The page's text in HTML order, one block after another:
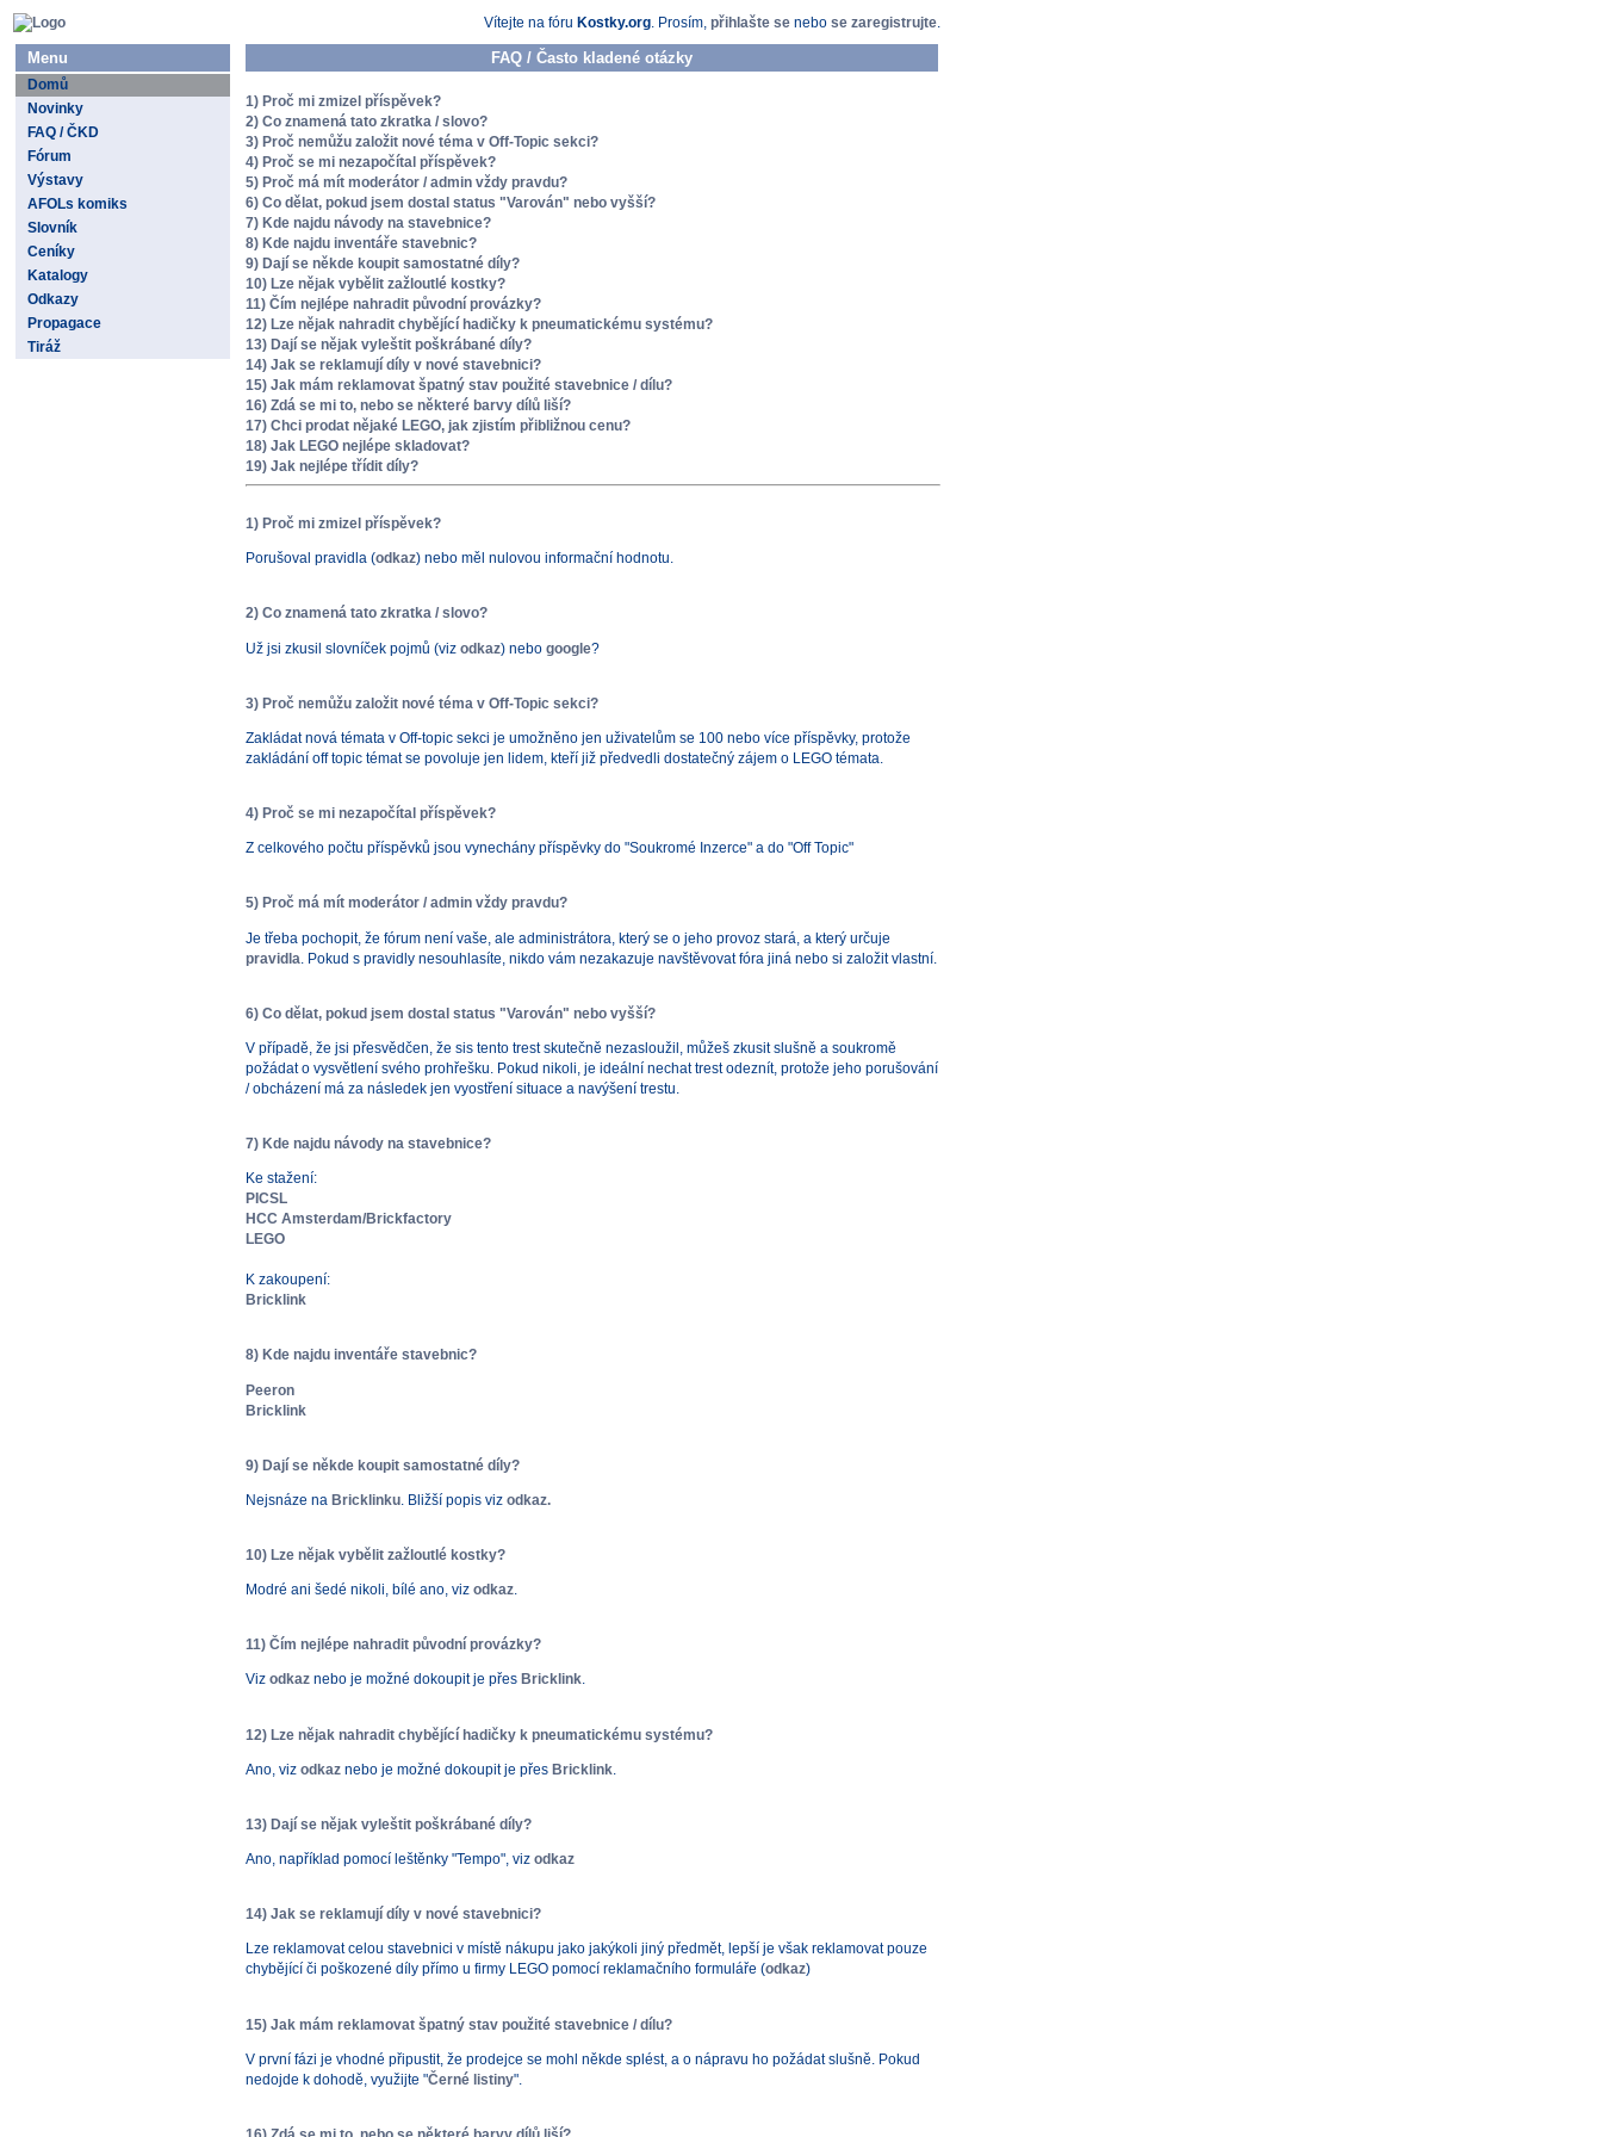
Vítejte na fóru Kostky.org. Prosím, přihlašte se nebo se zaregistrujte.
Menu
Domů
Novinky
FAQ / ČKD
Fórum
Výstavy
AFOLs komiks
Slovník
Ceníky
Katalogy
Odkazy
Propagace
Tiráž
FAQ / Často kladené otázky
1) Proč mi zmizel příspěvek?
2) Co znamená tato zkratka / slovo?
3) Proč nemůžu založit nové téma v Off-Topic sekci?
4) Proč se mi nezapočítal příspěvek?
5) Proč má mít moderátor / admin vždy pravdu?
6) Co dělat, pokud jsem dostal status "Varován" nebo vyšší?
7) Kde najdu návody na stavebnice?
8) Kde najdu inventáře stavebnic?
9) Dají se někde koupit samostatné díly?
10) Lze nějak vybělit zažloutlé kostky?
11) Čím nejlépe nahradit původní provázky?
12) Lze nějak nahradit chybějící hadičky k pneumatickému systému?
13) Dají se nějak vyleštit poškrábané díly?
14) Jak se reklamují díly v nové stavebnici?
15) Jak mám reklamovat špatný stav použité stavebnice / dílu?
16) Zdá se mi to, nebo se některé barvy dílů liší?
17) Chci prodat nějaké LEGO, jak zjistím přibližnou cenu?
18) Jak LEGO nejlépe skladovat?
19) Jak nejlépe třídit díly?
1) Proč mi zmizel příspěvek?
Porušoval pravidla (odkaz) nebo měl nulovou informační hodnotu.
2) Co znamená tato zkratka / slovo?
Už jsi zkusil slovníček pojmů (viz odkaz) nebo google?
3) Proč nemůžu založit nové téma v Off-Topic sekci?
Zakládat nová témata v Off-topic sekci je umožněno jen uživatelům se 100 nebo více příspěvky, protože
zakládání off topic témat se povoluje jen lidem, kteří již předvedli dostatečný zájem o LEGO témata.
4) Proč se mi nezapočítal příspěvek?
Z celkového počtu příspěvků jsou vynechány příspěvky do "Soukromé Inzerce" a do "Off Topic"
5) Proč má mít moderátor / admin vždy pravdu?
Je třeba pochopit, že fórum není vaše, ale administrátora, který se o jeho provoz stará, a který určuje
pravidla . Pokud s pravidly nesouhlasíte, nikdo vám nezakazuje navštěvovat fóra jiná nebo si založit vlastní.
6) Co dělat, pokud jsem dostal status "Varován" nebo vyšší?
V případě, že jsi přesvědčen, že sis tento trest skutečně nezasloužil, můžeš zkusit slušně a soukromě
požádat o vysvětlení svého prohřešku. Pokud nikoli, je ideální nechat trest odeznít, protože jeho porušování
/ obcházení má za následek jen vyostření situace a navýšení trestu.
7) Kde najdu návody na stavebnice?
Ke stažení:
PICSL
HCC Amsterdam/Brickfactory
LEGO
K zakoupení:
Bricklink
8) Kde najdu inventáře stavebnic?
Peeron
Bricklink
9) Dají se někde koupit samostatné díly?
Nejsnáze na Bricklinku. Bližší popis viz odkaz.
10) Lze nějak vybělit zažloutlé kostky?
Modré ani šedé nikoli, bílé ano, viz odkaz.
11) Čím nejlépe nahradit původní provázky?
Viz odkaz nebo je možné dokoupit je přes Bricklink.
12) Lze nějak nahradit chybějící hadičky k pneumatickému systému?
Ano, viz odkaz nebo je možné dokoupit je přes Bricklink
13) Dají se nějak vyleštit poškrábané díly?
Ano, například pomocí leštěnky "Tempo", viz odkaz
14) Jak se reklamují díly v nové stavebnici?
Lze reklamovat celou stavebnici v místě nákupu jako jakýkoli jiný předmět, lepší je však reklamovat pouze
chybějící či poškozené díly přímo u firmy LEGO pomocí reklamačního formuláře (odkaz)
15) Jak mám reklamovat špatný stav použité stavebnice / dílu?
V první fázi je vhodné připustit, že prodejce se mohl někde splést, a o nápravu ho požádat slušně. Pokud
nedojde k dohodě, využijte "Černé listiny".